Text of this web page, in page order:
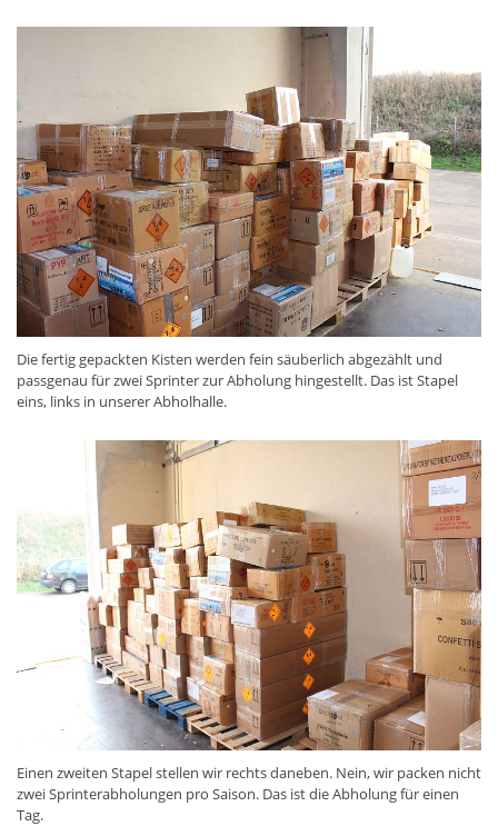
Die fertig gepackten Kisten werden fein säuberlich abgezählt und
passgenau für zwei Sprinter zur Abholung hingestellt. Das ist Stapel
eins, links in unserer Abholhalle.
Einen zweiten Stapel stellen wir rechts daneben. Nein, wir packen nicht
zwei Sprinterabholungen pro Saison. Das ist die Abholung für einen
Tag.